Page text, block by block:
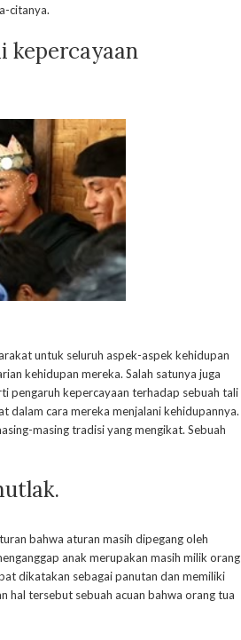
citanya.
kepercayaan
untuk seluruh aspek-aspek kehidupan
kehidupan mereka. Salah satunya juga
pengaruh kepercayaan terhadap sebuah tali
dalam cara mereka menjalani kehidupannya.
masing tradisi yang mengikat. Sebuah
bahwa aturan masih dipegang oleh
anak merupakan masih milik orang
dikatakan sebagai panutan dan memiliki
hal tersebut sebuah acuan bahwa orang tua